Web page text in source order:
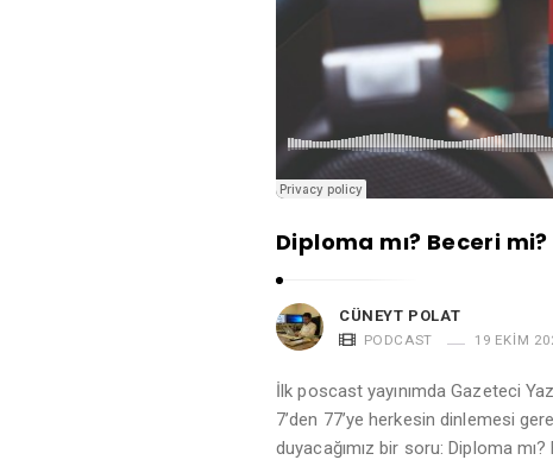
Diploma mı? Beceri mi?
CÜNEYT POLAT
PODCAST 19 EKIM
İlk poscast yayınımda Gazeteci
7’den 77’ye herkesin dinlemesi
duyacağımız bir soru: Diploma